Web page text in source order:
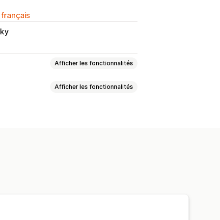
Afficher les fonctionnalités
Afficher les fonctionnalités